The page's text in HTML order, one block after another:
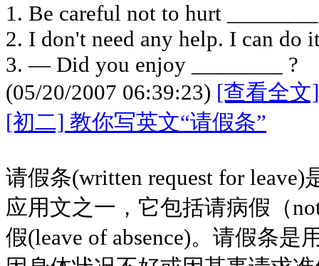
1. Be careful not to hurt
2. I don't need any help. I can do
3. — Did you enjoy ________ ?
(05/20/2007 06:39:23) [查看全文]
[初二] 教你写英文“请假条”
请假条(written request for
应用文之一，它包括请病假（
假(leave of absence)。请假条